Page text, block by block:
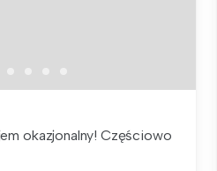
okazjonalny! Częściowo